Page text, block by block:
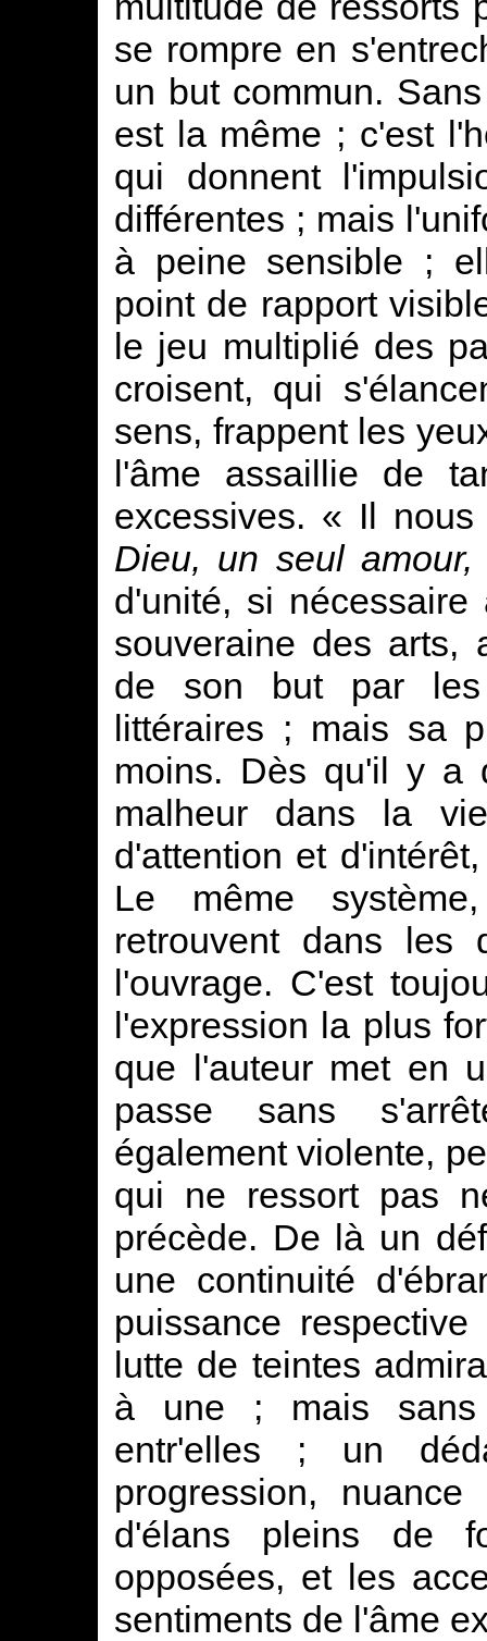
se rompre en
un but commun.
est la même ; c'est
qui donnent
différentes ; mais
à peine sensible ;
point de rapport
le jeu multiplié des
croisent, qui
sens, frappent les
l'âme assaillie de
excessives. « Il
Dieu, un seul
d'unité, si
souveraine des arts,
de son but par les
littéraires ; mais sa
moins. Dès qu'il y a
malheur dans la
d'attention et
Le même
retrouvent dans
l'ouvrage. C'est
l'expression la plus
que l'auteur met en
passe sans
également violente,
qui ne ressort pas
précède. De là un
une continuité
puissance
lutte de teintes
à une ; mais sans
entr'elles ; un
progression,
d'élans pleins de
opposées, et les
sentiments de l'âme